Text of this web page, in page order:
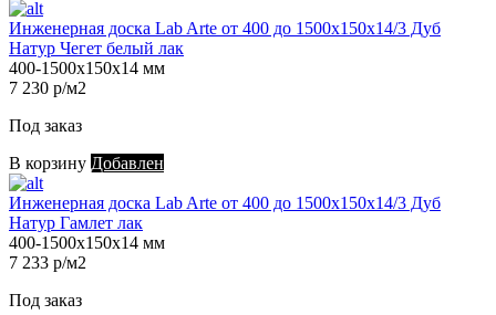
Инженерная доска Lab Arte от 400 до 1500х150х14/3 Дуб
Натур Чегет белый лак
400-1500х150х14 мм
7 230 р/м2
Под заказ
В корзину Добавлен
Инженерная доска Lab Arte от 400 до 1500х150х14/3 Дуб
Натур Гамлет лак
400-1500х150х14 мм
7 233 р/м2
Под заказ